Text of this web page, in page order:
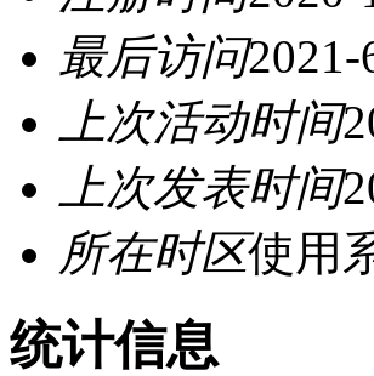
最后访问2021-
上次活动时间
上次发表时间
所在时区使用
统计信息